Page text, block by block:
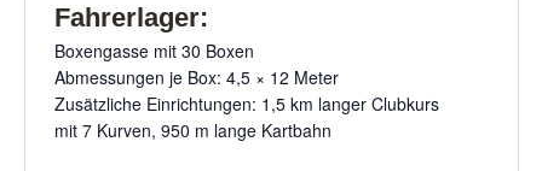
Fahrerlager:
Boxengasse mit 30 Boxen
Abmessungen je Box: 4,5 × 12 Meter
Zusätzliche Einrichtungen: 1,5 km langer Clubkurs
mit 7 Kurven, 950 m lange Kartbahn